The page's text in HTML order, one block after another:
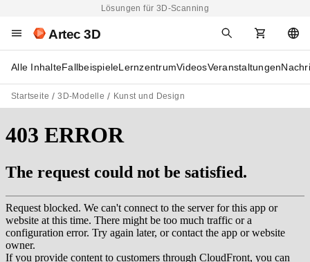
Lösungen für 3D-Scanning
Artec 3D
Alle InhalteFallbeispieleLernzentrumVideosVeranstaltungen
Startseite 3D-Modelle Kunst und Design